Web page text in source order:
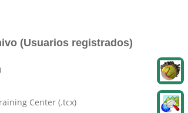
(Usuarios registrados)
Center (.tcx)